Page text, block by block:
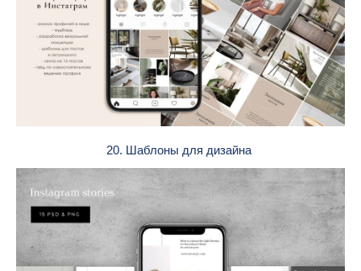
20. Шаблоны для дизайна